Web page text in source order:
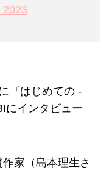
2023
『はじめての -
にインタビュー
家（島本理生さ